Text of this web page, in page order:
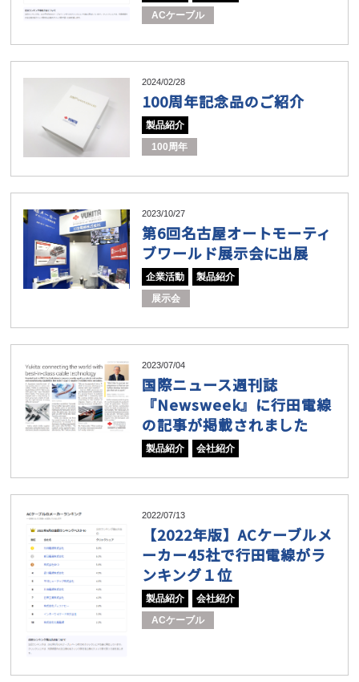
ACケーブル
2024/02/28
100周年記念品のご紹介
製品紹介
100周年
2023/10/27
第6回名古屋オートモーティ
ブワールド展示会に出展
企業活動
製品紹介
展示会
2023/07/04
国際ニュース週刊誌
『Newsweek』に行田電線
の記事が掲載されました
製品紹介 会社紹介
2022/07/13
【2022年版】ACケーブルメ
ーカー45社で行田電線がラ
ンキング１位
製品紹介
会社紹介
ACケーブル